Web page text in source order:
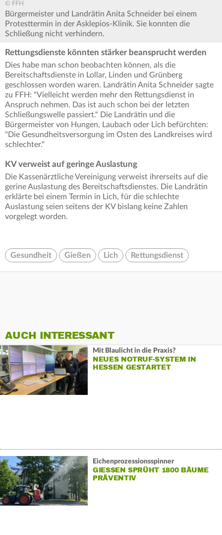
© FFH
Bürgermeister und Landrätin Anita Schneider bei einem
Protesttermin in der Asklepios-Klinik. Sie konnten die
Schließung nicht verhindern.
Rettungsdienste könnten stärker beansprucht werden
Dies habe man schon beobachten können, als die
Bereitschaftsdienste in Lollar, Linden und Grünberg
geschlossen worden waren. Landrätin Anita Schneider sagte
zu FFH: "Vielleicht werden mehr den Rettungsdienst in
Anspruch nehmen. Das ist auch schon bei der letzten
Schließungswelle passiert." Die Landrätin und die
Bürgermeister von Hungen, Laubach oder Lich befürchten:
"Die Gesundheitsversorgung im Osten des Landkreises wird
schlechter."
KV verweist auf geringe Auslastung
Die Kassenärztliche Vereinigung verweist ihrerseits auf die
gerine Auslastung des Bereitschaftsdienstes. Die Landrätin
erklärte bei einem Termin in Lich, für die schlechte
Auslastung seien seitens der KV bislang keine Zahlen
vorgelegt worden.
Gesundheit Gießen Lich Rettungsdienst
AUCH INTERESSANT
Mit Blaulicht in die Praxis?
NEUES NOTRUF-SYSTEM IN
HESSEN GESTARTET
Eichenprozessionsspinner
GIESSEN SPRÜHT 1800 BÄUME P
RÄVENTIV